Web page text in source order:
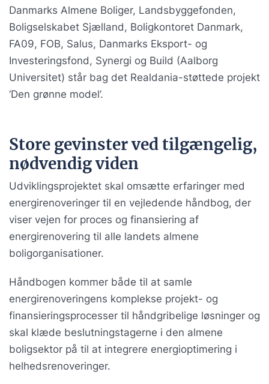
Danmarks Almene Boliger, Landsbyggefonden,
Boligselskabet Sjælland, Boligkontoret Danmark,
FA09, FOB, Salus, Danmarks Eksport- og
Investeringsfond, Synergi og Build (Aalborg
Universitet) står bag det Realdania-støttede projekt
‘Den grønne model’.
Store gevinster ved tilgængelig,
nødvendig viden
Udviklingsprojektet skal omsætte erfaringer med
energirenoveringer til en vejledende håndbog, der
viser vejen for proces og finansiering af
energirenovering til alle landets almene
boligorganisationer.
Håndbogen kommer både til at samle
energirenoveringens komplekse projekt- og
finansieringsprocesser til håndgribelige løsninger og
skal klæde beslutningstagerne i den almene
boligsektor på til at integrere energioptimering i
helhedsrenoveringer.